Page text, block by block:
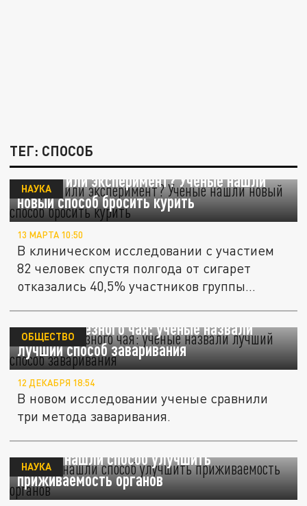
ТЕГ: СПОСОБ
Прорыв или эксперимент? Учёные нашли
новый способ бросить курить
НАУКА
13 МАРТА 10:50
В клиническом исследовании с участием
82 человек спустя полгода от сигарет
отказались 40,5% участников группы...
Секрет полезного чая: ученые назвали
лучший способ заваривания
ОБЩЕСТВО
12 ДЕКАБРЯ 18:54
В новом исследовании ученые сравнили
три метода заваривания.
Ученые нашли способ улучшить
приживаемость органов
НАУКА